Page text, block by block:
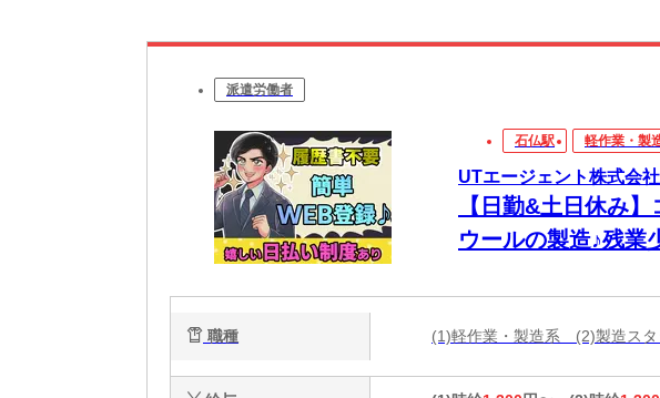
派遣労働者
石仏駅 軽作業・製
UTエージェント株式会
【日勤&土日休み
ウールの製造♪残業
職種 (1)軽作業・製造系 (2)製造ス